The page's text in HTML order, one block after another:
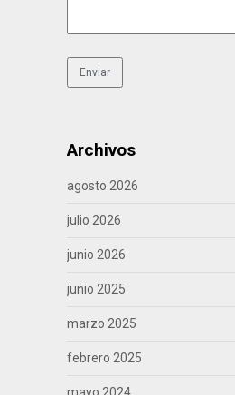
Archivos
agosto 2026
julio 2026
junio 2026
junio 2025
marzo 2025
febrero 2025